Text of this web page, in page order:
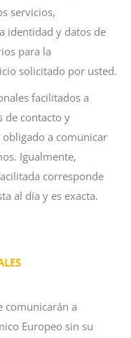
servicios,
identidad y datos de
para la
solicitado por usted.
facilitados a
de contacto y
a comunicar
Igualmente,
corresponde
al día y es exacta.
comunicarán a
Europeo sin su